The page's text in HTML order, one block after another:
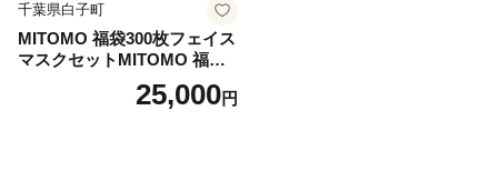
千葉県白子町
MITOMO 福袋300枚フェイス
マスクセットMITOMO 福袋3
00枚フェイスマスクセット
ふるさと納税 パック ファイ
25,000円